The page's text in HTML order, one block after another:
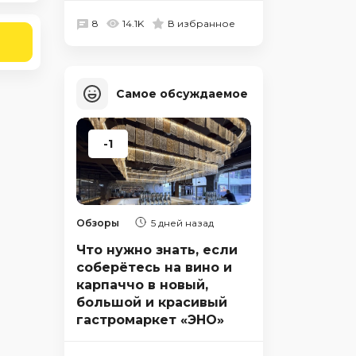
8 14.1K В избранное
Самое обсуждаемое
-1
Обзоры 5 дней назад
Что нужно знать, если
соберётесь на вино и
карпаччо в новый,
большой и красивый
гастромаркет «ЭНО»